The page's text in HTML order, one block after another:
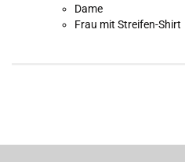
Dame
Frau mit Streifen-Shirt